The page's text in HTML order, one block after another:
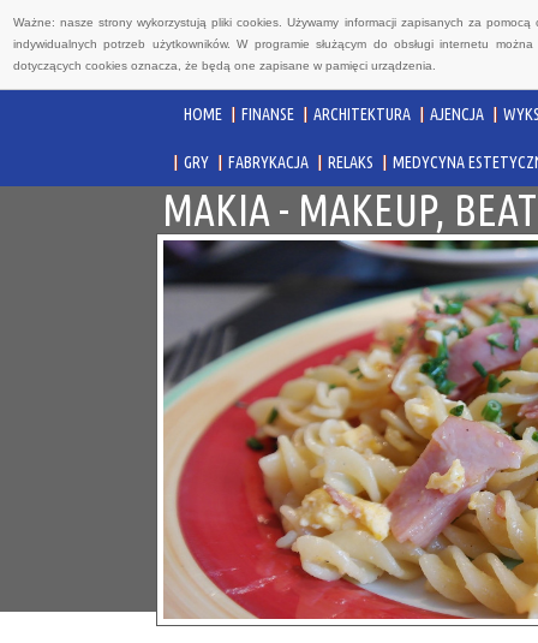
Ważne: nasze strony wykorzystują pliki cookies. Używamy informacji zapisanych za
indywidualnych potrzeb użytkowników. W programie służącym do obsługi internetu
dotyczących cookies oznacza, że będą one zapisane w pamięci urządzenia.
HOME FINANSE ARCHITEKTURA AJENCJA
GRY FABRYKACJA RELAKS MEDYCYNA
MAKIA - MAKEUP,